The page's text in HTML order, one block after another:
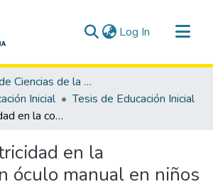
Log In (current)
Facultad de Ciencias de la Educación e Idiomas
Inicial
Tesis de Educación Inicial
La grafomotricidad en la coordinación óculo manual en niños de 3 a 4 años
en la
óculo manual en niños